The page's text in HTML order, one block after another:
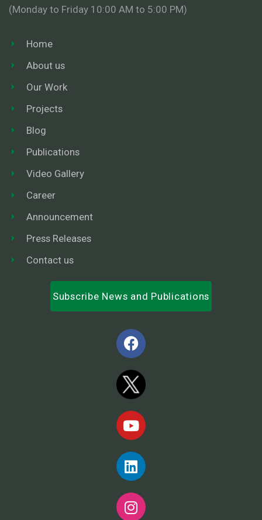
(Monday to Friday 10:00 AM to 5:00 PM)
Home
About us
Our Work
Projects
Blog
Publications
Video Gallery
Career
Announcement
Press Releases
Contact us
Subscribe News and Publications